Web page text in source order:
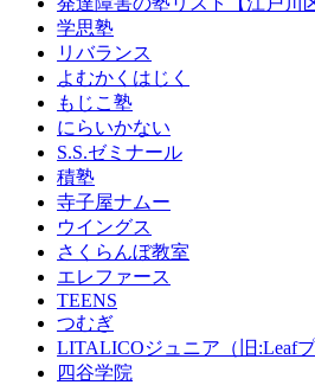
学思塾
リバランス
よむかくはじく
もじこ塾
にらいかない
S.S.ゼミナール
積塾
寺子屋ナムー
ウイングス
さくらんぼ教室
エレファース
TEENS
つむぎ
LITALICOジュニア（旧:Leafプ
四谷学院